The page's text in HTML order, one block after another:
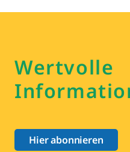
Wertvolle
Hier abonnieren